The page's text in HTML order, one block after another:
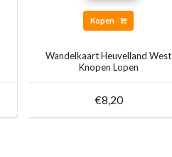
Kopen
Wandelkaart Heuvelland West
Knopen Lopen
€8,20